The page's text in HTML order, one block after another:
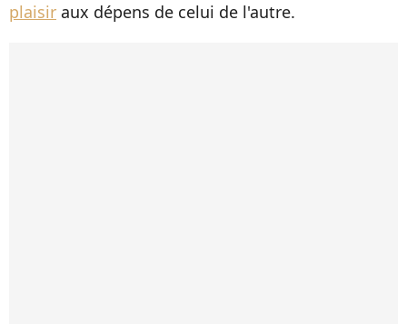
plaisir aux dépens de celui de l'autre.